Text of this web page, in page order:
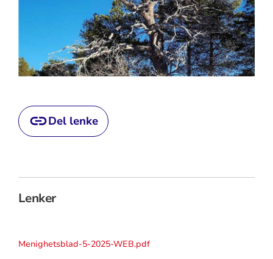
Del lenke
Lenker
Menighetsblad-5-2025-WEB.pdf